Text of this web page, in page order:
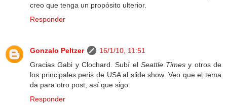
creo que tenga un propósito ulterior.
Responder
Gonzalo Peltzer
16/1/10, 11:51
Gracias Gabi y Clochard. Subí el Seattle Times y otros de
los principales peris de USA al slide show. Veo que el tema
da para otro post, así que sigo.
Responder